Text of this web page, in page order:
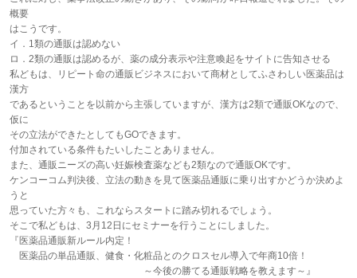
概要
はこうです。
イ．1類の通販は認めない
ロ．2類の通販は認めるが、薬の成分表示や注意喚起をサイトに告知させる
私どもは、リピート命の通販ビジネスにおいて商材としてふさわしい医薬品は
漢方
であるということを以前から主張していますが、漢方は2類で通販OKなので、
仮に
その立法ができたとしてもGOできます。
付加されている条件もたいしたことありません。
また、通販ニーズの高い妊娠検査薬なども2類なので通販OKです。
ケンコーコム判決後、立法の動きを見て医薬品通販に乗り出すかどうか決めよ
うと
思っていた方々も、これならスタートに踏み切れるでしょう。
そこで私どもは、3月12日にセミナーを行うことにしました。
『医薬品通販新ルール内定！
医薬品の単品通販、健食・化粧品とのクロスセル導入で年商10倍！
～今後の勝てる通販戦略を教えます～』